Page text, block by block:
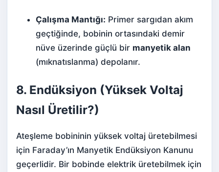
Çalışma Mantığı: Primer sargıdan akım
geçtiğinde, bobinin ortasındaki demir
nüve üzerinde güçlü bir manyetik alan
(mıknatıslanma) depolanır.
8. Endüksiyon (Yüksek Voltaj
Nasıl Üretilir?)
Ateşleme bobininin yüksek voltaj üretebilmesi
için Faraday’ın Manyetik Endüksiyon Kanunu
geçerlidir. Bir bobinde elektrik üretebilmek için